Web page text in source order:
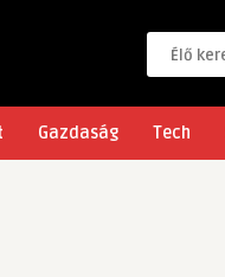
Gazdaság Tech